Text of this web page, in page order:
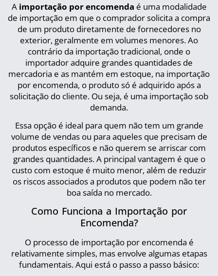
A importação por encomenda é uma modalidade
de importação em que o comprador solicita a compra
de um produto diretamente de fornecedores no
exterior, geralmente em volumes menores. Ao
contrário da importação tradicional, onde o
importador adquire grandes quantidades de
mercadoria e as mantém em estoque, na importação
por encomenda, o produto só é adquirido após a
solicitação do cliente. Ou seja, é uma importação sob
demanda.
Essa opção é ideal para quem não tem um grande
volume de vendas ou para aqueles que precisam de
produtos específicos e não querem se arriscar com
grandes quantidades. A principal vantagem é que o
custo com estoque é muito menor, além de reduzir
os riscos associados a produtos que podem não ter
boa saída no mercado.
Como Funciona a Importação por
Encomenda?
O processo de importação por encomenda é
relativamente simples, mas envolve algumas etapas
fundamentais. Aqui está o passo a passo básico: